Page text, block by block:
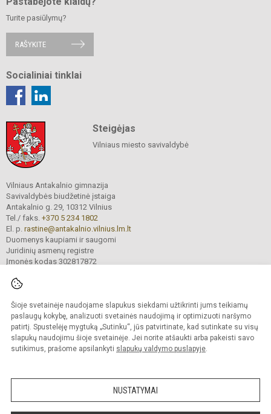
Šioje svetainėje naudojame slapukus siekdami užtikrinti jums teikiamų
paslaugų kokybę, analizuoti svetainės naudojimą ir optimizuoti naršymo
patirtį. Spustelėję mygtuką „Sutinku“, jūs patvirtinate, kad sutinkate su visų
slapukų naudojimu šioje svetainėje. Jei norite atšaukti arba pakeisti savo
sutikimus, prašome apsilankyti slapukų valdymo puslapyje.
NUSTATYMAI
Turite pasiūlymų?
RAŠYKITE
Socialiniai tinklai
Steigėjas
Vilniaus miesto savivaldybė
Vilniaus Antakalnio gimnazija
Savivaldybės biudžetinė įstaiga
Antakalnio g. 29, 10312 Vilnius
Tel./ faks. +370 5 234 1802
El. p. rastine@antakalnio.vilnius.lm.lt
Duomenys kaupiami ir saugomi
Juridinių asmenų registre
Įmonės kodas 302817872
© 2026. Vilniaus Antakalnio gimnazija. Visos teisės saugomos.
Kopijuoti turinį be raštiško gimnazijos sutikimo griežtai draudžiama.
Versija neįgaliesiems Slapukų valdymas